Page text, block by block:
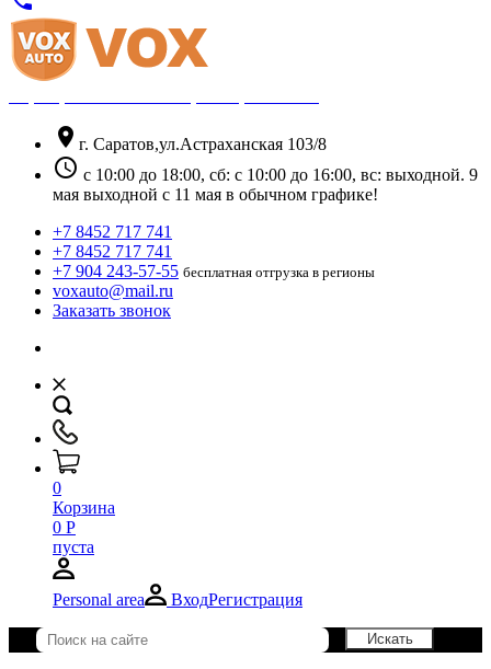
location_on г. Саратов,ул.Астраханская 103/8
schedule с 10:00 до 18:00, сб: с 10:00 до 16:00, вс: выходной. 9
мая выходной с 11 мая в обычном графике!
+7 8452 717 741
+7 8452 717 741
+7 904 243-57-55 бесплатная отгрузка в регионы
voxauto@mail.ru
Заказать звонок
0
Корзина
0 Р
пуста
Personal area ВходРегистрация